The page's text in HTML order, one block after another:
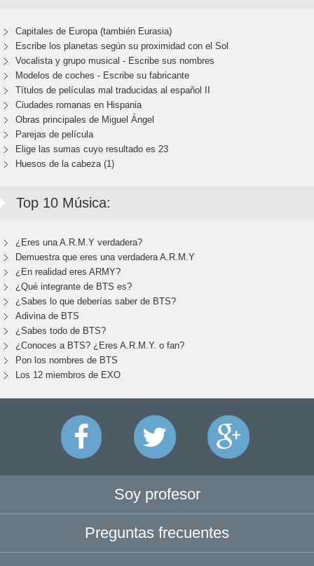
Capitales de Europa (también Eurasia)
Escribe los planetas según su proximidad con el Sol
Vocalista y grupo musical - Escribe sus nombres
Modelos de coches - Escribe su fabricante
Títulos de películas mal traducidas al español II
Ciudades romanas en Hispania
Obras principales de Miguel Ángel
Parejas de película
Elige las sumas cuyo resultado es 23
Huesos de la cabeza (1)
Top 10 Música:
¿Eres una A.R.M.Y verdadera?
Demuestra que eres una verdadera A.R.M.Y
¿En realidad eres ARMY?
¿Qué integrante de BTS es?
¿Sabes lo que deberías saber de BTS?
Adivina de BTS
¿Sabes todo de BTS?
¿Conoces a BTS? ¿Eres A.R.M.Y. o fan?
Pon los nombres de BTS
Los 12 miembros de EXO
Soy profesor
Preguntas frecuentes